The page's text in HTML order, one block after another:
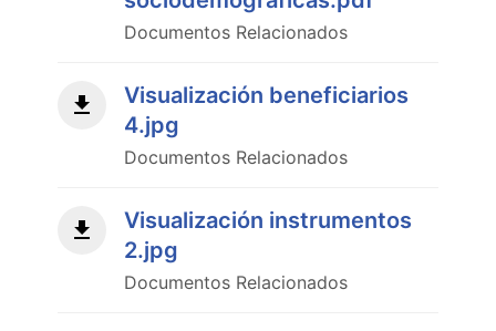
Documentos Relacionados
Visualización beneficiarios
4.jpg
Documentos Relacionados
Visualización instrumentos
2.jpg
Documentos Relacionados